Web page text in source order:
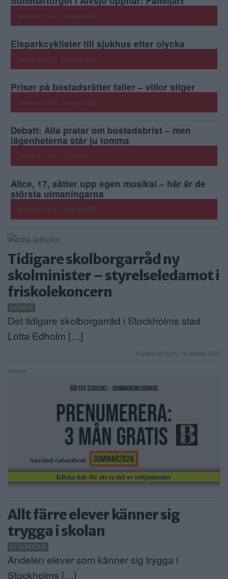
posted on 16:23, 3 augusti 2026
Elsparkcyklister till sjukhus efter olycka
posted on 09:51, 6 augusti 2026
Priser på bostadsrätter faller – villor stiger
posted on 09:38, 7 augusti 2026
Debatt: Alla pratar om bostadsbrist – men
lägenheterna står ju tomma
posted on 17:28, 11 juli 2026
Alice, 17, sätter upp egen musikal – här är de
största utmaningarna
posted on 16:16, 5 augusti 2026
Tidigare skolborgarråd ny
skolminister – styrelseledamot i
friskolekoncern
SVERIGE
Det tidigare skolborgarråd i Stockholms stad
Lotta Edholm […]
Publicerad 11:05, 18 oktober 2022
Annons:
Allt färre elever känner sig
trygga i skolan
STOCKHOLM
Andelen elever som känner sig trygga i
Stockholms […]